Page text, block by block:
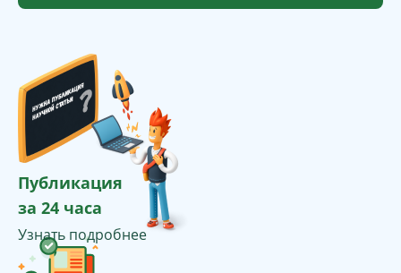
Публикация
за 24 часа
Узнать подробнее